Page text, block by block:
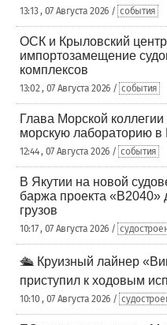
13:13 , 07 Августа 2026 / события
ОСК и Крыловский
импортозамещение
комплексов
13:02 , 07 Августа 2026 / события
Глава Морской
морскую лабораторию
12:44 , 07 Августа 2026 / события
В Якутии на новой
баржа проекта «В2040»
грузов
10:17 , 07 Августа 2026 /
🛳️ Круизный лайнер
приступил к ходовым
10:10 , 07 Августа 2026 /